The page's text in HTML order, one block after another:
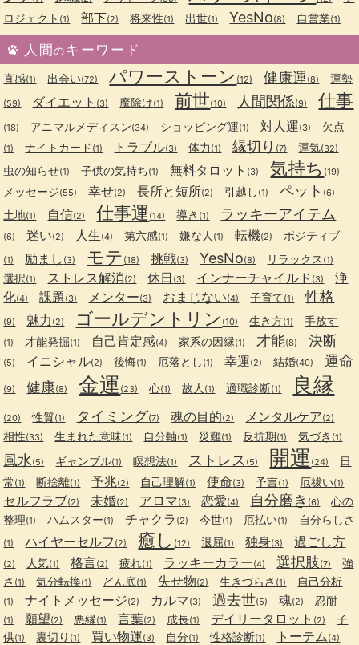
ロジェクト (1) 部下(2) 将来性(1) 出世(1) YesNo(8) 自営業(1)
人間のキーワード
直感(1) 出会い(72) パワーストーン (12) 健康運(8) 運勢
(59) ダイエット (3) 魔除け(1) 前世(10) 人間関係(9) 仕事
(18) アニマルメディスン(34) ショッピング運(1) 対人運(3) 欠点
(1) ナイトカード (1) トラブル(3) 体力 (1) 縁切り (7) 運気(32)
虫の知らせ(1) 子供の気持ち(1) 無料タロット (3) 気持ち (19)
メッセージ(55) 幸せ(2) 長所と短所(2) 引越し (1) ペット (6)
土地(1) 自信(2) 仕事運 (14) 導き (1) ラッキーアイテム
(6) 迷い(2) 人生(4) 第六感(1) 嫌な人 (1) 転機(2) ポジティブ
(1) 励まし (3) モテ (18) 挑戦(3) YesNo(8) リラックス (1)
選択(1) ストレス解消(2) 休日 (3) インナーチャイルド (3)
浄
化(4) 課題 (3) メンター(3) おまじない(4) 子育て(1) 性格
(9) 魅力 (2) ゴールデントリン (10) 生き方(1) 手放す
(1) 才能発掘(1) 自己肯定感(4) 家系の因縁(1) 才能(8) 決断
(5) イニシャル(2) 後悔(1) 厄落とし (1) 幸運(2) 結婚(40) 運命
(9) 健康(8) 金運 (23) 心(1) 故人 (1) 適職診断(1) 良縁
(20) 性質(1) タイミング(7) 魂の目的(2) メンタルケア(2)
相性(33) 生まれた意味(1) 自分軸(1) 災難(1) 反抗期(1) 気づき (1)
風水(5) ギャンブル(1) 瞑想法(1) ストレス (5) 開運 (24)
日
常 (1) 断捨離(1) 予兆(2) 自己理解(1) 使命(3) 予言(1) 厄祓い(1)
セルフラブ(2) 未婚(2) アロマ(3) 恋愛(4) 自分磨き (6)
心の
整理(1) ハムスター(1) チャクラ (2) 今世(1) 厄払い(1) 自分らしさ
(1) ハイヤーセルフ (2) 癒し (12) 退屈(1) 独身(3) 過ごし方
(2) 人気(1) 格言(2) 疲れ(1) ラッキーカラー(4) 選択肢(7)
強
さ (1) 気分転換(1) どん底(1) 失せ物(2) 生きづらさ (1) 自己分析
(1) ナイトメッセージ(2) カルマ(3) 過去世(5) 魂(2) 忍耐
(1) 願望(2) 悪縁(1) 言葉(2) 成長(1) デイリータロット (2)
子
供(1) 裏切り (1) 買い物運(3) 自分(1) 性格診断(1) トーテム (4)